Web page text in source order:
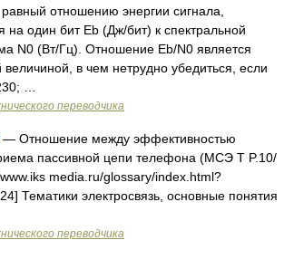
равный отношению энергии сигнала,
на один бит Eb (Дж/бит) к спектральной
N0 (Вт/Гц). Отношение Eb/N0 является
в чем нетрудно убедиться, если
…
переводчика
— Отношение между эффективностью
пассивной цепи телефона (МСЭ Т P.10/
media.ru/glossary/index.html?
Тематики электросвязь, основные понятия
переводчика